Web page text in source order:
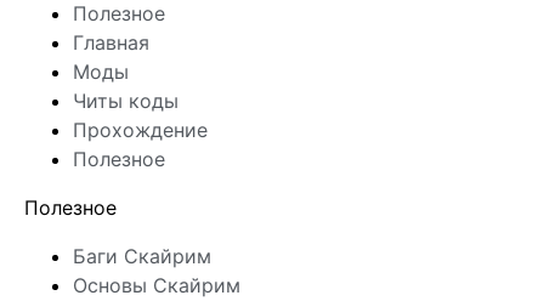
Полезное
Главная
Моды
Читы коды
Прохождение
Полезное
Полезное
Баги Скайрим
Основы Скайрим